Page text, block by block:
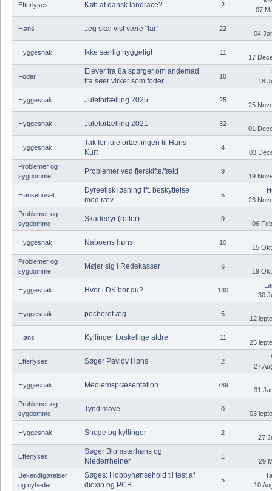
Efterlyses Køb af dansk landrace? 2
07
Høns Jeg skal vist være "far" 22
04
Hyggesnak Ikke særlig hyggeligt 11
17
Foder
Elever fra 8a spørger om andemad
fra søer virker som foder
10
18
Hyggesnak Julefortælling 2025 25
25
Hyggesnak Julefortælling 2021 32
01
Hyggesnak
Tak for julefortællingen til Hans-
Kurt
4
03
Problemer og
sygdomme
Problemer ved fjerskifte/fæld 9
19
Hønsehuset
Dyreetisk løsning ift. beskyttelse
mod ræv
5
23
Problemer og
sygdomme
Skadedyr (rotter) 9
06
Hyggesnak Naboens høns 10
15
Problemer og
sygdomme
Møjer sig i Redekasser 6
19
Hyggesnak Hvor i DK bor du? 130
30
Hyggesnak pocheret æg 5
12
Høns Kyllinger forskellige aldre 11
25
Efterlyses Søger Pavlov Høns 2
27
Hyggesnak Medlemspræsentation 789
31
Problemer og
sygdomme
Tynd mave 0
03
Hyggesnak Snoge og kyllinger 2
27
Efterlyses
Søger Blomsterhøns og
Niederrheiner
1
29
Bekendtgørelser
og nyheder
Søges: Hobbyhønsehold til test af
dioxin og PCB
5
10